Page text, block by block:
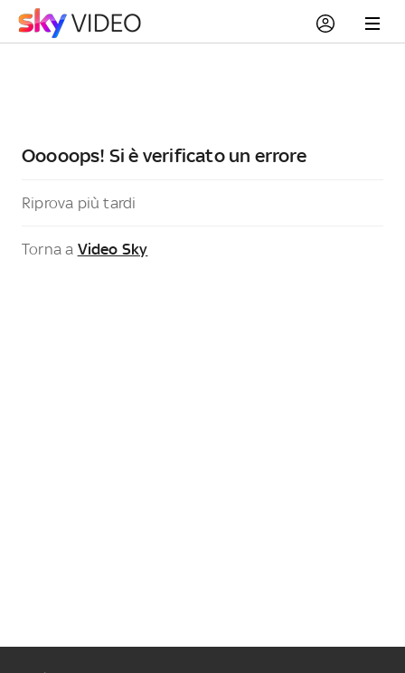
Ooooops! Si è verificato un errore
Riprova più tardi
Torna a Video Sky